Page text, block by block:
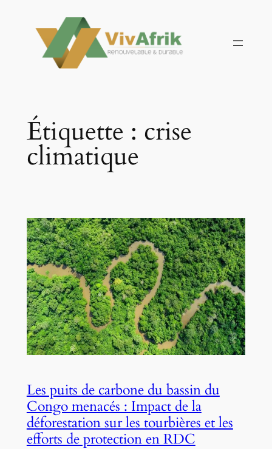
contenu
Étiquette : crise
climatique
Les puits de carbone du bassin du
Congo menacés : Impact de la
déforestation sur les tourbières et les
efforts de protection en RDC